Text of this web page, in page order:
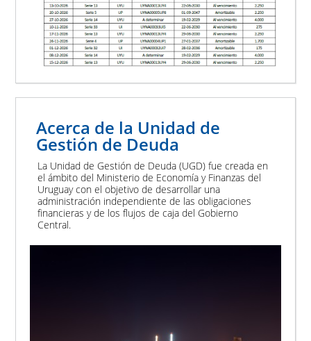
Acerca de la Unidad de
Gestión de Deuda
La Unidad de Gestión de Deuda (UGD) fue creada en
el ámbito del Ministerio de Economía y Finanzas del
Uruguay con el objetivo de desarrollar una
administración independiente de las obligaciones
financieras y de los flujos de caja del Gobierno
Central.